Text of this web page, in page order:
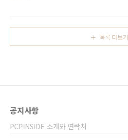
용한 것이 가장 큰 특징이라 할 수 있다. FLO를
다운받을 수 있다. 친절하게 구 뮤직메이트라고
적혀..
필요했음을 드러내기도 했다. 물론 더 큰 도약을
0브랜드 출시를 꼽을 수 있다. 완전한 무..
목록 더보기
공지사항
PCPINSIDE 소개와 연락처